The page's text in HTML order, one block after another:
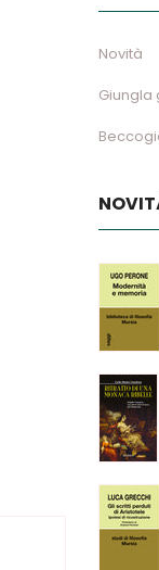
Novità
Giungla